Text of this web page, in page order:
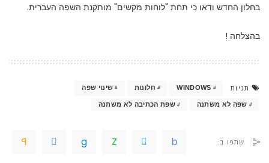
בחלון החדש ודאו כי תחת "לוחות מקשים" מותקנת השפה העברית.
בהצלחה !
תגיות WINDOWS חלונות שינוי שפה
שפה לא משתנה שפת הכתיבה לא משתנה
שתפו ב: